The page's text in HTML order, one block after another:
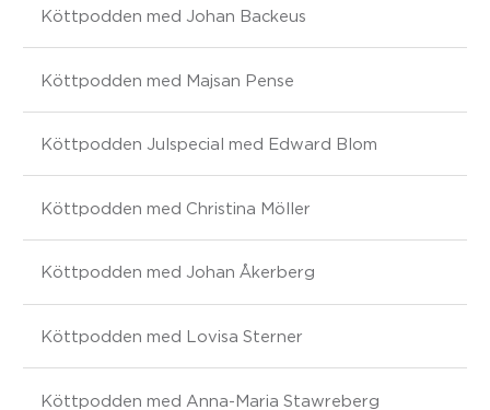
Köttpodden med Johan Backeus
Köttpodden med Majsan Pense
Köttpodden Julspecial med Edward Blom
Köttpodden med Christina Möller
Köttpodden med Johan Åkerberg
Köttpodden med Lovisa Sterner
Köttpodden med Anna-Maria Stawreberg